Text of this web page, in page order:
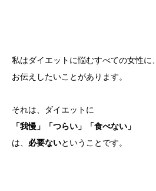
私はダイエットに悩むすべての女性に、
お伝えしたいことがあります。
それは、ダイエットに
「我慢」「つらい」「食べない」
は、 必要ないということです。